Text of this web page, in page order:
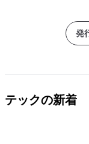
発
テックの新着